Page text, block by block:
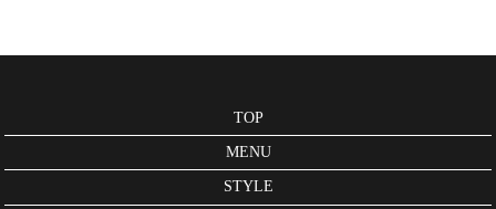
TOP
MENU
STYLE